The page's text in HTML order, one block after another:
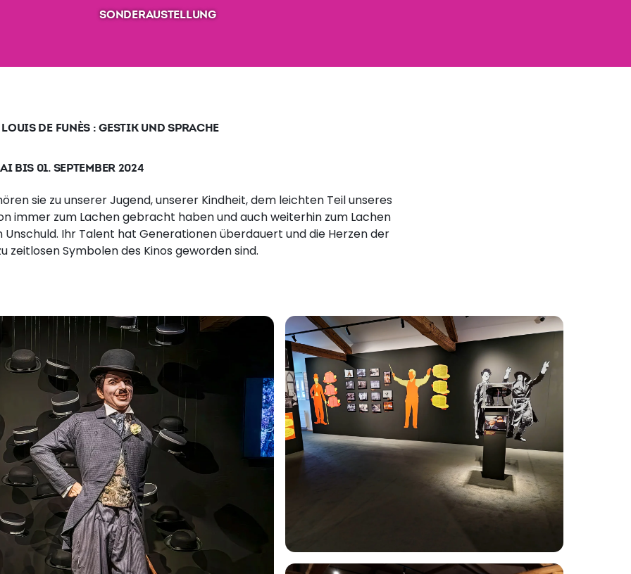
SONDERAUSTELLUNG
DE FUNÈS : GESTIK UND SPRACHE
BIS 01. SEPTEMBER 2024
sie zu unserer Jugend, unserer Kindheit, dem leichten Teil unseres
immer zum Lachen gebracht haben und auch weiterhin zum Lachen
Ihr Talent hat Generationen überdauert und die Herzen der
zeitlosen Symbolen des Kinos geworden sind.